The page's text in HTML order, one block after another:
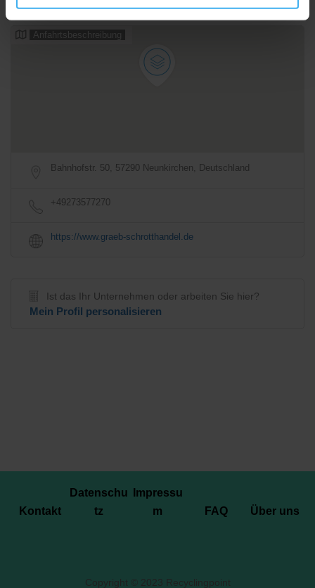
Anfahrtsbeschreibung
Bahnhofstr. 50, 57290 Neunkirchen, Deutschland
+49273577270
https://www.graeb-schrotthandel.de
Ist das Ihr Unternehmen oder arbeiten Sie hier?
Mein Profil personalisieren
Kontakt
Datenschu
tz
Impressu
m
FAQ Über uns
Copyright © 2023 Recyclingpoint